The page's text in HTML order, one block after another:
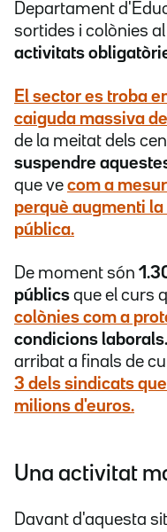
Departament
sortides i colònies al
activitats
El sector es troba
caiguda massiva
de la meitat dels
suspendre
que ve com a
perquè augmenti
pública.
De moment són
públics que el curs
colònies com a
condicions laborals.
arribat a finals de
3 dels sindicats
milions d'euros.
Una activitat
Davant d'aquesta